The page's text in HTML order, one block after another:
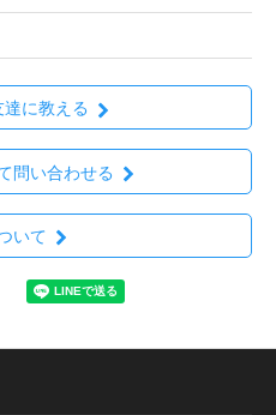
に教える
問い合わせる
いて